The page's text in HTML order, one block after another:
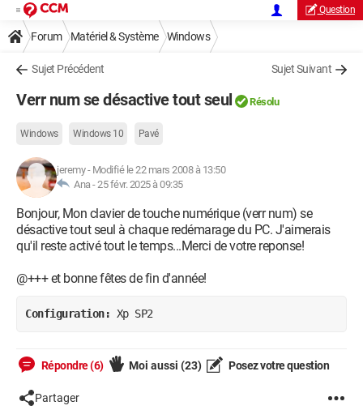
Question
Forum Matériel & Système Windows
Sujet Précédent Sujet Suivant
Verr num se désactive tout seul Résolu
Windows Windows 10 Pavé
jeremy- Modifié le 22 mars 2008 à 13:50
Ana -25 févr. 2025 à 09:35
Bonjour, Mon clavier de touche numérique (verr num) se
désactive tout seul à chaque redémarage du PC. J'aimerais
qu'il reste activé tout le temps...Merci de votre reponse!
@+++ et bonne fêtes de fin d'année!
Configuration: Xp SP2
Répondre (6) Moi aussi (23) Posez votre question
Partager